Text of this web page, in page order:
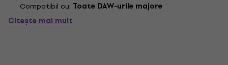
Compatibil cu: Toate DAW-urile majore
Citește mai mult